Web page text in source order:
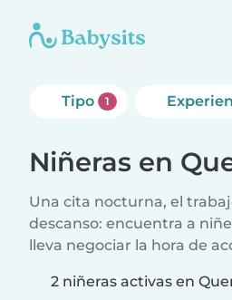
Tipo 1
Niñeras en
Una cita nocturna, el
descanso: encuentra a
lleva negociar la hora de
2 niñeras activas en